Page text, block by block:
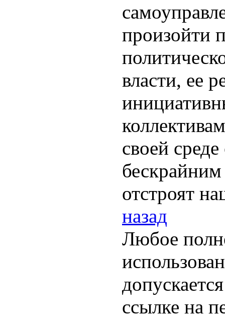
произойти
власти, ее
своей
отстроят
назад
Любое
ссылке на